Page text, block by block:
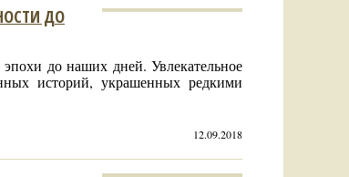
ДО
до наших дней. Увлекательное
историй, украшенных редкими
12.09.2018